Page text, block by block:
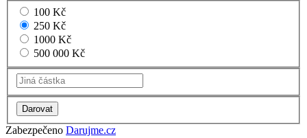
100 Kč
250 Kč
1000 Kč
500 000 Kč
Zabezpečeno Darujme.cz